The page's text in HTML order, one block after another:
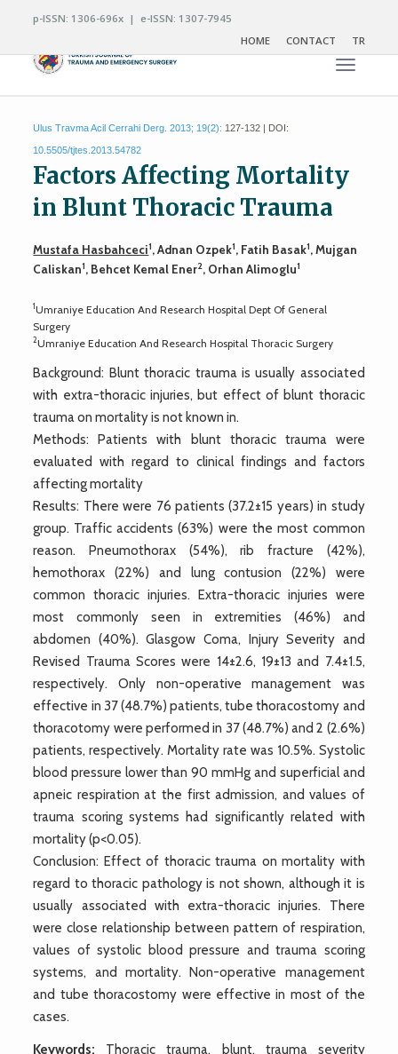
p-ISSN: 1306-696x | e-ISSN: 1307-7945
HOME
CONTACT TR
Toggle
Ulus Travma Acil Cerrahi Derg. 2013; 19(2): 127-132 | DOI:
10.5505/tjtes.2013.54782
Factors Affecting Mortality
in Blunt Thoracic Trauma
Mustafa Hasbahceci1, Adnan Ozpek1, Fatih Basak1, Mujgan
Caliskan1, Behcet Kemal Ener2, Orhan Alimoglu1
1Umraniye Education And Research Hospital Dept Of General
Surgery
2Umraniye Education And Research Hospital Thoracic Surgery
Background: Blunt thoracic trauma is usually associated
with extra-thoracic injuries, but effect of blunt thoracic
trauma on mortality is not known in.
Methods: Patients with blunt thoracic trauma were
evaluated with regard to clinical findings and factors
affecting mortality
Results: There were 76 patients (37.2±15 years) in study
group. Traffic accidents (63%) were the most common
reason. Pneumothorax (54%), rib fracture (42%),
hemothorax (22%) and lung contusion (22%) were
common thoracic injuries. Extra-thoracic injuries were
most commonly seen in extremities (46%) and
abdomen (40%). Glasgow Coma, Injury Severity and
Revised Trauma Scores were 14±2.6, 19±13 and 7.4±1.5,
respectively. Only non-operative management was
effective in 37 (48.7%) patients, tube thoracostomy and
thoracotomy were performed in 37 (48.7%) and 2 (2.6%)
patients, respectively. Mortality rate was 10.5%. Systolic
blood pressure lower than 90 mmHg and superficial and
apneic respiration at the first admission, and values of
trauma scoring systems had significantly related with
mortality (p<0.05).
Conclusion: Effect of thoracic trauma on mortality with
regard to thoracic pathology is not shown, although it is
usually associated with extra-thoracic injuries. There
were close relationship between pattern of respiration,
values of systolic blood pressure and trauma scoring
systems, and mortality. Non-operative management
and tube thoracostomy were effective in most of the
cases.
Keywords: Thoracic trauma, blunt, trauma severity